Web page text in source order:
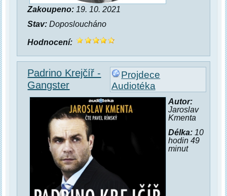
Zakoupeno: 19. 10. 2021
Stav: Doposloucháno
Hodnocení:
Projdece
Audiotéka
Padrino Krejčíř -
Gangster
Autor:
Jaroslav
Kmenta
Délka:10
hodin 49
minut